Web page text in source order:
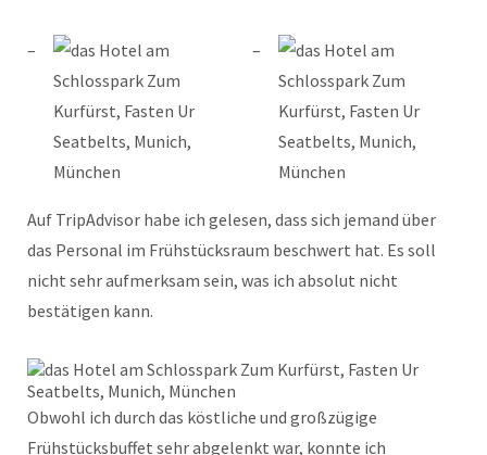
Auf TripAdvisor habe ich gelesen, dass sich jemand über
das Personal im Frühstücksraum beschwert hat. Es soll
nicht sehr aufmerksam sein, was ich absolut nicht
bestätigen kann.
Obwohl ich durch das köstliche und großzügige
Frühstücksbuffet sehr abgelenkt war, konnte ich